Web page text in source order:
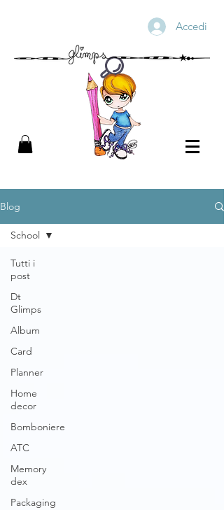
Accedi
Blog
Tutti i
post
Dt
Glimps
Album
Card
Planner
Home
decor
Bomboniere
ATC
Memory
dex
Packaging
School